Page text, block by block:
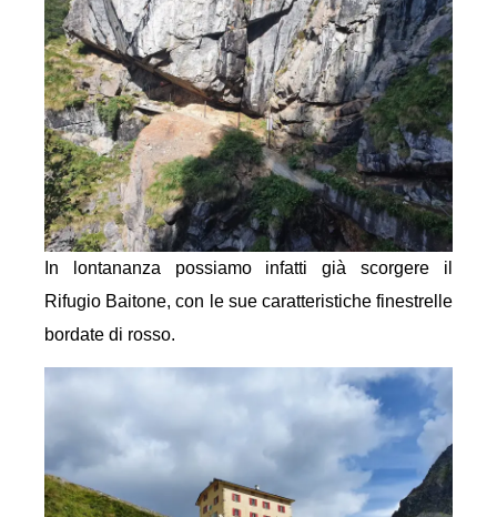
In lontananza possiamo infatti già scorgere il
Rifugio Baitone, con le sue caratteristiche finestrelle
bordate di rosso.